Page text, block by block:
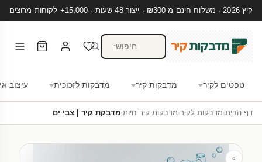
קיץ 2026 · משלוח חינם מ-₪300 · ייצור 48 שעות · 15,000+ לקוחות מרוצים
טפטים לקיר מדבקות קיר מדבקות לזכוכית עיצוב
דף הבית›מדבקות לקיר›מדבקות קיר חיות›מדבקת קיר | צבי ים